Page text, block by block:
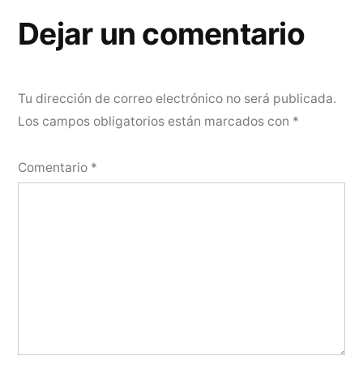
entradas
Dejar un comentario
Tu dirección de correo electrónico no será publicada.
Los campos obligatorios están marcados con *
Comentario *